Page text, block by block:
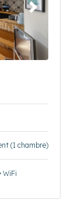
Suivant
(1 chambre)
WiFi